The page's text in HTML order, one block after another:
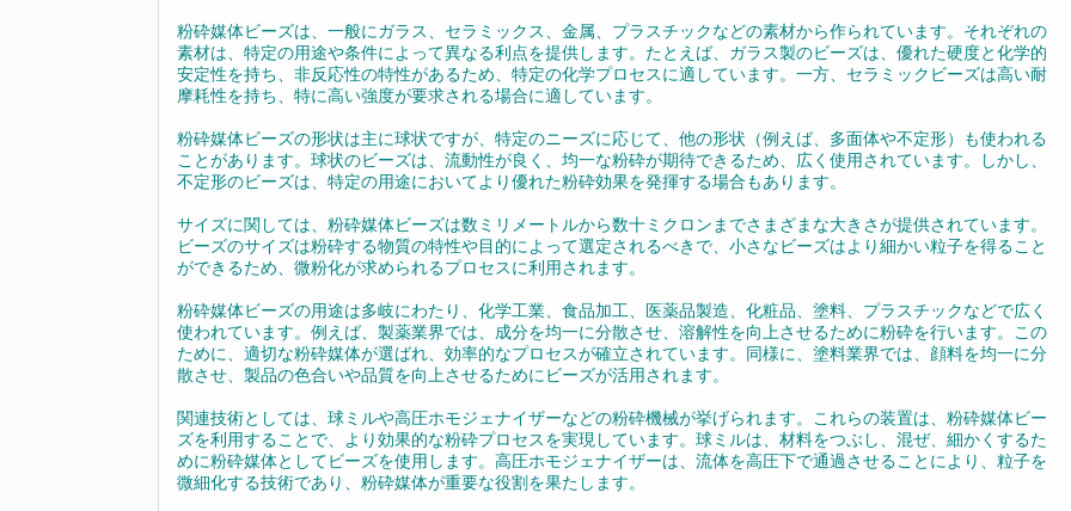
粉砕媒体ビーズは、一般にガラス、セラミックス、金属、プラスチックなどの素材から作られています。それぞれの
素材は、特定の用途や条件によって異なる利点を提供します。たとえば、ガラス製のビーズは、優れた硬度と化学的
安定性を持ち、非反応性の特性があるため、特定の化学プロセスに適しています。一方、セラミックビーズは高い耐
摩耗性を持ち、特に高い強度が要求される場合に適しています。
粉砕媒体ビーズの形状は主に球状ですが、特定のニーズに応じて、他の形状（例えば、多面体や不定形）も使われる
ことがあります。球状のビーズは、流動性が良く、均一な粉砕が期待できるため、広く使用されています。しかし、
不定形のビーズは、特定の用途においてより優れた粉砕効果を発揮する場合もあります。
サイズに関しては、粉砕媒体ビーズは数ミリメートルから数十ミクロンまでさまざまな大きさが提供されています。
ビーズのサイズは粉砕する物質の特性や目的によって選定されるべきで、小さなビーズはより細かい粒子を得ること
ができるため、微粉化が求められるプロセスに利用されます。
粉砕媒体ビーズの用途は多岐にわたり、化学工業、食品加工、医薬品製造、化粧品、塗料、プラスチックなどで広く
使われています。例えば、製薬業界では、成分を均一に分散させ、溶解性を向上させるために粉砕を行います。この
ために、適切な粉砕媒体が選ばれ、効率的なプロセスが確立されています。同様に、塗料業界では、顔料を均一に分
散させ、製品の色合いや品質を向上させるためにビーズが活用されます。
関連技術としては、球ミルや高圧ホモジェナイザーなどの粉砕機械が挙げられます。これらの装置は、粉砕媒体ビー
ズを利用することで、より効果的な粉砕プロセスを実現しています。球ミルは、材料をつぶし、混ぜ、細かくするた
めに粉砕媒体としてビーズを使用します。高圧ホモジェナイザーは、流体を高圧下で通過させることにより、粒子を
微細化する技術であり、粉砕媒体が重要な役割を果たします。